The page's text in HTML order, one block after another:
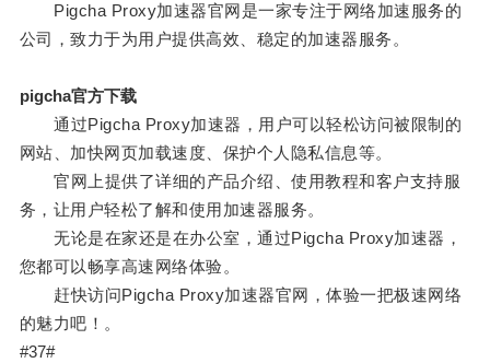
Pigcha Proxy加速器官网是一家专注于网络加速服务的
公司，致力于为用户提供高效、稳定的加速器服务。
pigcha官方下载
通过Pigcha Proxy加速器，用户可以轻松访问被限制的
网站、加快网页加载速度、保护个人隐私信息等。
官网上提供了详细的产品介绍、使用教程和客户支持服
务，让用户轻松了解和使用加速器服务。
无论是在家还是在办公室，通过Pigcha Proxy加速器，
您都可以畅享高速网络体验。
赶快访问Pigcha Proxy加速器官网，体验一把极速网络
的魅力吧！。
#37#